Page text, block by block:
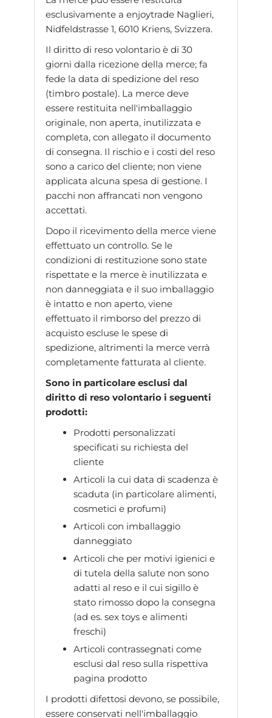
esclusivamente a enjoytrade Naglieri,
Nidfeldstrasse 1, 6010 Kriens, Svizzera.
Il diritto di reso volontario è di 30
giorni dalla ricezione della merce; fa
fede la data di spedizione del reso
(timbro postale). La merce deve
essere restituita nell'imballaggio
originale, non aperta, inutilizzata e
completa, con allegato il documento
di consegna. Il rischio e i costi del reso
sono a carico del cliente; non viene
applicata alcuna spesa di gestione. I
pacchi non affrancati non vengono
accettati.
Dopo il ricevimento della merce viene
effettuato un controllo. Se le
condizioni di restituzione sono state
rispettate e la merce è inutilizzata e
non danneggiata e il suo imballaggio
è intatto e non aperto, viene
effettuato il rimborso del prezzo di
acquisto escluse le spese di
spedizione, altrimenti la merce verrà
completamente fatturata al cliente.
Sono in particolare esclusi dal
diritto di reso volontario i seguenti
prodotti:
Prodotti personalizzati
specificati su richiesta del
cliente
Articoli la cui data di scadenza è
scaduta (in particolare alimenti,
cosmetici e profumi)
Articoli con imballaggio
danneggiato
Articoli che per motivi igienici e
di tutela della salute non sono
adatti al reso e il cui sigillo è
stato rimosso dopo la consegna
(ad es. sex toys e alimenti
freschi)
Articoli contrassegnati come
esclusi dal reso sulla rispettiva
pagina prodotto
I prodotti difettosi devono, se possibile,
essere conservati nell'imballaggio